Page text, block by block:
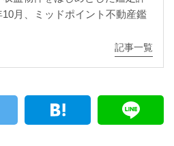
月、ミッドポイント不動産鑑
記事一覧